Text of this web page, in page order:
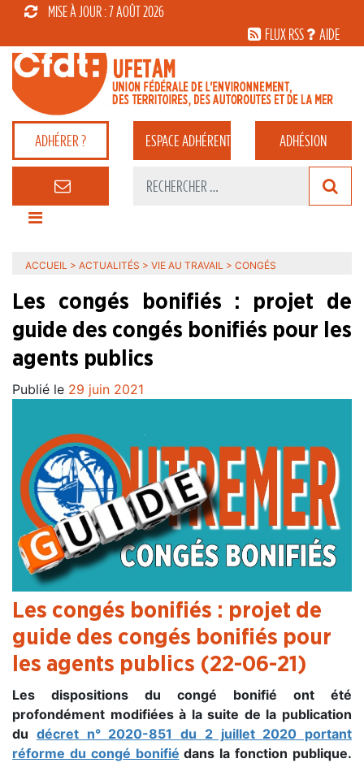
MISE À JOUR : 7 AOÛT 2026
FLUX RSS
AIDE
ADHÉRER ? ESPACEADHÉRENT ADHÉSION
ACCUEIL > ACTUALITÉS > VIE AU TRAVAIL > CONGÉS
Les congés bonifiés : projet de
guide des congés bonifiés pour les
agents publics
Publié le 29 juin 2021
Les congés bonifiés : projet de
guide des congés bonifiés pour
les agents publics (22-06-21)
Les dispositions du congé bonifié ont été
profondément modifiées à la suite de la publication
du décret n° 2020-851 du 2 juillet 2020 portant
réforme du congé bonifié dans la fonction publique.